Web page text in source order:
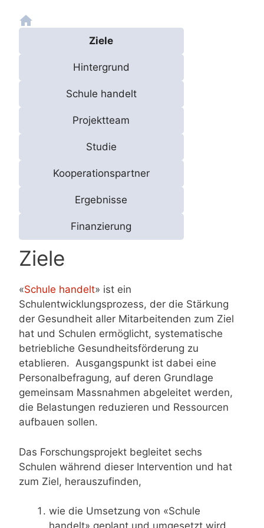
Ziele
Hintergrund
Schule handelt
Projektteam
Studie
Kooperationspartner
Ergebnisse
Finanzierung
Ziele
«Schule handelt» ist ein
Schulentwicklungsprozess, der die Stärkung
der Gesundheit aller Mitarbeitenden zum Ziel
hat und Schulen ermöglicht, systematische
betriebliche Gesundheitsförderung zu
etablieren. Ausgangspunkt ist dabei eine
Personalbefragung, auf deren Grundlage
gemeinsam Massnahmen abgeleitet werden,
die Belastungen reduzieren und Ressourcen
aufbauen sollen.
Das Forschungsprojekt begleitet sechs
Schulen während dieser Intervention und hat
zum Ziel, herauszufinden,
wie die Umsetzung von «Schule